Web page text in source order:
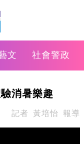
文 社會警政
消暑樂趣
記者 黃培怡 報導